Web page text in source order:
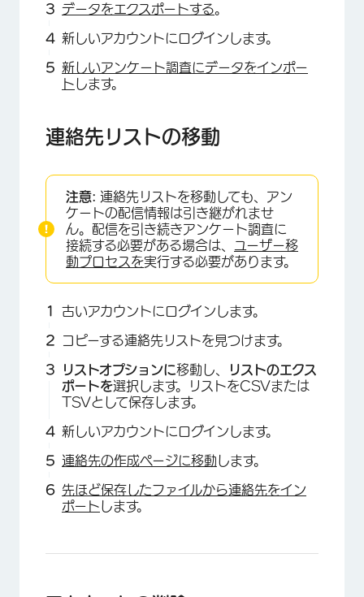
データをエクスポートする。
新しいアカウントにログインします。
新しいアンケート調査にデータをインポー
トします。
連絡先リストの移動
注意: 連絡先リストを移動しても、アン
ケートの配信情報は引き継がれませ
ん。配信を引き続きアンケート調査に
接続する必要がある場合は、
ユーザー移
動プロセスを実行する必要があります。
古いアカウントにログインします。
コピーする連絡先リストを見つけます。
リストオプションに移動し、
リストのエクス
ポートを選択します。リストをCSVまたは
TSVとして保存します。
新しいアカウントにログインします。
連絡先の作成ページに移動します。
先ほど保存したファイルから連絡先をイン
ポートします。